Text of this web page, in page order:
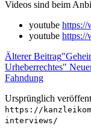
Videos sind beim
youtube
youtube https://
Älterer Beitrag
Urheberrechtes"
Fahndung
Ursprünglich
https://
interviews/